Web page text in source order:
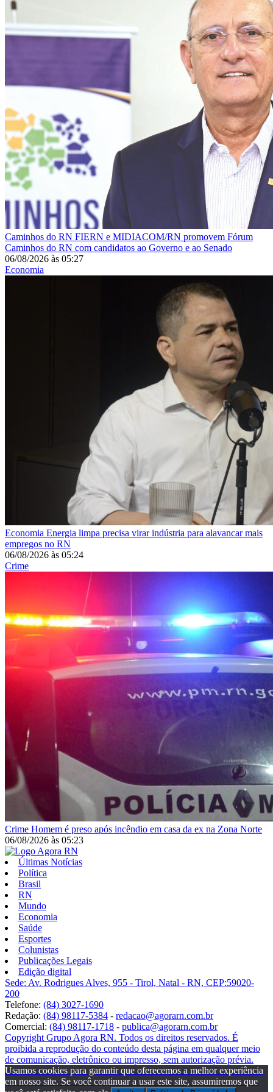
Caminhos do RN FIERN e MIDIACOM/RN promovem Fórum
Caminhos do RN com candidatos ao Governo e ao Senado
06/08/2026 às 05:27
Economia
Economia Energia limpa precisa virar indústria para alavancar mais
empregos no RN
06/08/2026 às 05:24
Crime
Crime Homem é preso após incêndio em casa da ex na Zona Norte
06/08/2026 às 05:23
Últimas Notícias
Política
Brasil
RN
Mundo
Economia
Saúde
Esportes
Colunistas
Publicações Legais
Edição digital
Sede: Av. Rodrigues Alves, 955 - Tirol, Natal - RN, CEP:59020-
200
Telefone: (84) 3027-1690
Redação: (84) 98117-5384 - redacao@agorarn.com.br
Comercial: (84) 98117-1718 - publica@agorarn.com.br
Copyright Grupo Agora RN. Todos os direitos reservados. É
proibida a reprodução do conteúdo desta página em qualquer meio
de comunicação, eletrônico ou impresso, sem autorização prévia.
Usamos cookies para garantir que oferecemos a melhor experiência
em nosso site. Se você continuar a usar este site, assumiremos que